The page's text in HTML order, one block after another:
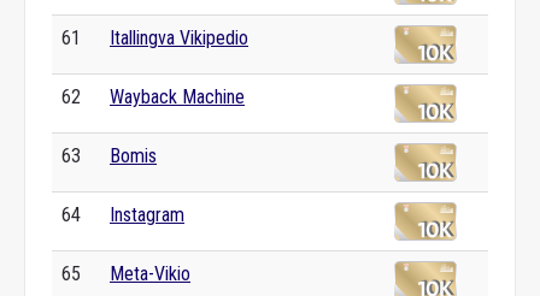
61 Itallingva Vikipedio
62 Wayback Machine
63 Bomis
64 Instagram
65 Meta-Vikio